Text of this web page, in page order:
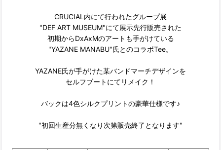
CRUCIAL内にて行われたグループ展
"DEF ART MUSEUM"にて展示先行販売された
初期からDxAxMのアートも手がけている
"YAZANE MANABU"氏とのコラボTee。
YAZANE氏が手がけた某バンドマーチデザインを
セルフブートにてリメイク！
バックは4色シルクプリントの豪華仕様です♪
"初回生産分無くなり次第販売終了となります"